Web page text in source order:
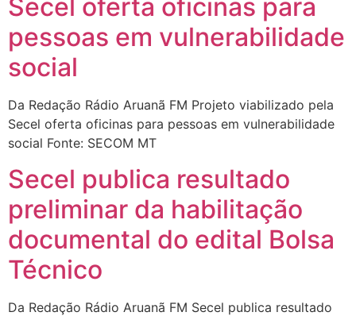
Secel oferta oficinas para
pessoas em vulnerabilidade
social
Da Redação Rádio Aruanã FM Projeto viabilizado pela
Secel oferta oficinas para pessoas em vulnerabilidade
social Fonte: SECOM MT
Secel publica resultado
preliminar da habilitação
documental do edital Bolsa
Técnico
Da Redação Rádio Aruanã FM Secel publica resultado